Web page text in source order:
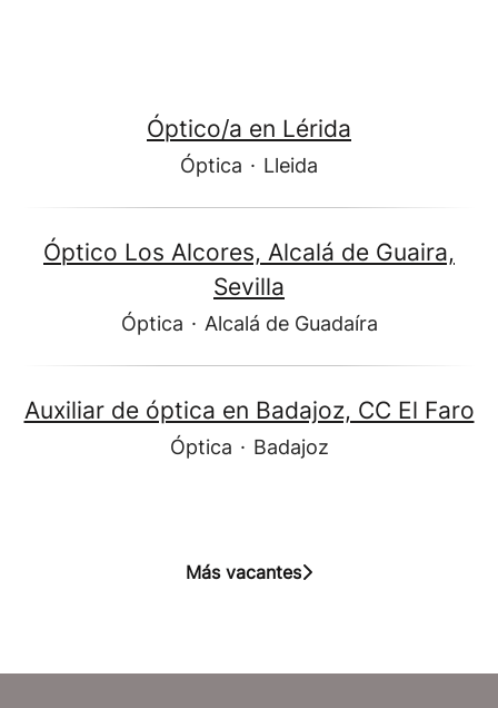
Óptico/a en Lérida
Óptica · Lleida
Óptico Los Alcores, Alcalá de Guaira,
Sevilla
Óptica · Alcalá de Guadaíra
Auxiliar de óptica en Badajoz, CC El Faro
Óptica · Badajoz
Más vacantes